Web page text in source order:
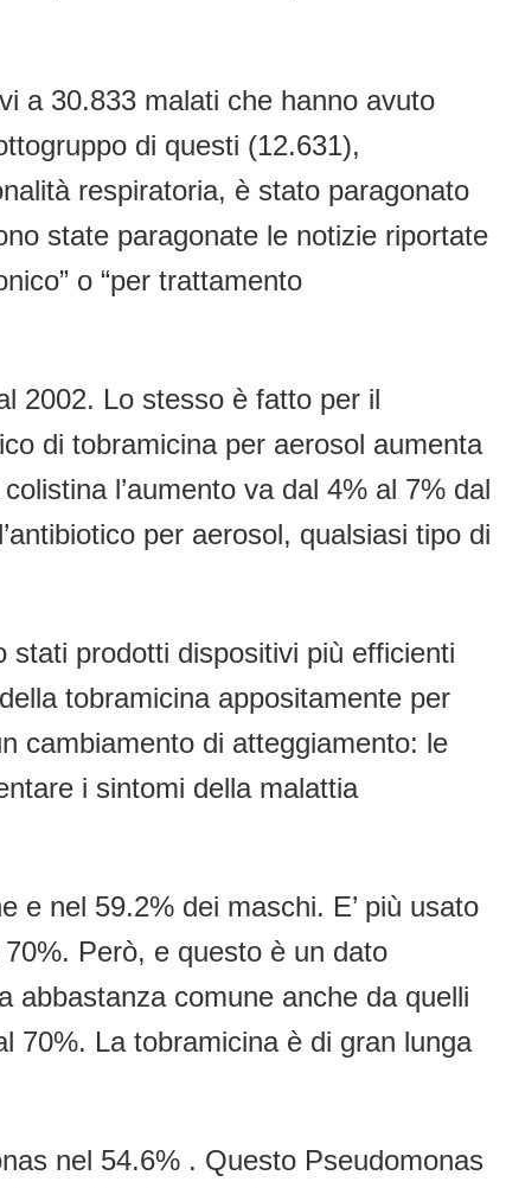
a 30.833 malati che hanno avuto
di questi (12.631),
respiratoria, è stato paragonato
state paragonate le notizie riportate
o “per trattamento
2002. Lo stesso è fatto per il
di tobramicina per aerosol aumenta
l’aumento va dal 4% al 7% dal
per aerosol, qualsiasi tipo di
prodotti dispositivi più efficienti
tobramicina appositamente per
cambiamento di atteggiamento: le
i sintomi della malattia
e nel 59.2% dei maschi. E’ più usato
Però, e questo è un dato
abbastanza comune anche da quelli
70%. La tobramicina è di gran lunga
nel 54.6% . Questo Pseudomonas